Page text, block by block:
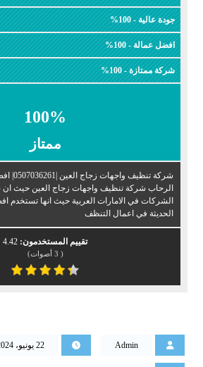
جودة عالية - 100%
افضل عمالة - 100%
شركة ممتازة - 100%
100%
ممتاز
شركة
الرحاب شركة تنظيف واجهات زجاج العين حيث
الشركات في الامارات العربية حيث انها تستخدم
الحديثة في اعمال التنظف
تقييم المستخدمون: 4.42
(
3 أصوات)
Admin 22 يونيو، 2024